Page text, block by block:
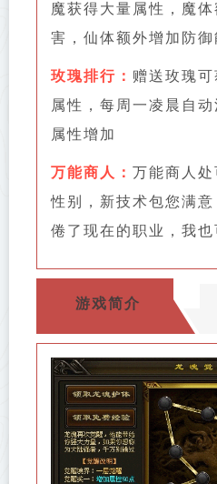
魔获得大量属性，魔
害，仙体额外增加防御
玫瑰排行： 赠送玫瑰
属性，每周一凌晨自
属性增加
万能商人： 万能商人处
性别，新技术包您满
倦了现在的职业，我
游戏简介